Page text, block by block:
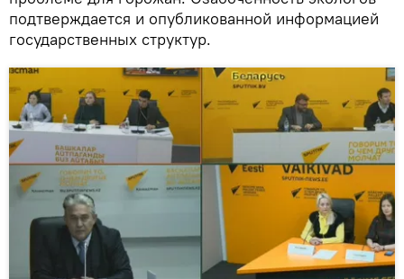
подтверждается и опубликованной информацией
государственных структур.